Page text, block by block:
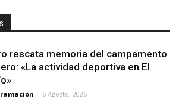
rescata memoria del campamento
«La actividad deportiva en El
- 6 Agosto, 2026